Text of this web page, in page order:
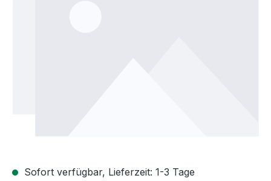
Sofort verfügbar, Lieferzeit: 1-3 Tage